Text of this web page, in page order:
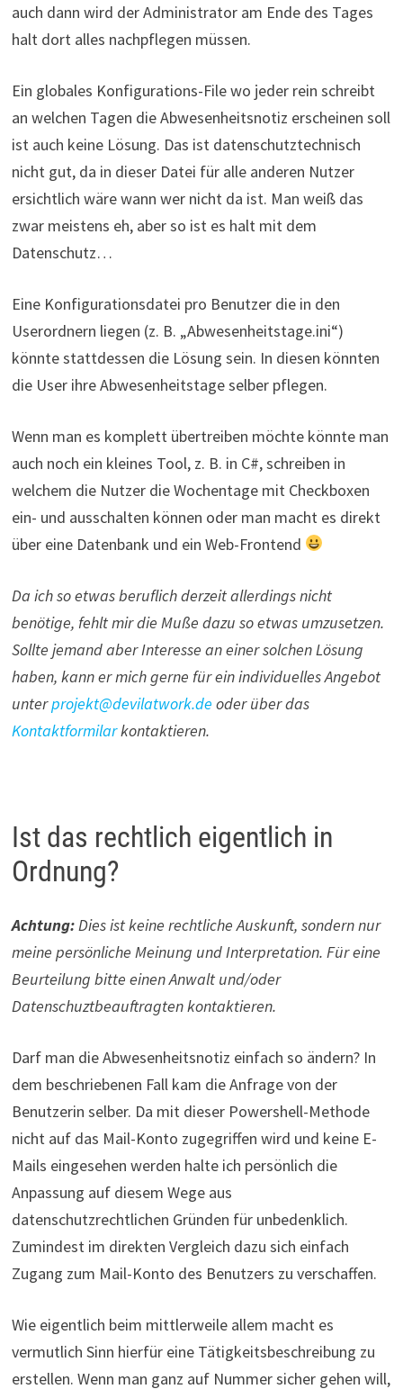
auch dann wird der Administrator am Ende des Tages
halt dort alles nachpflegen müssen.
Ein globales Konfigurations-File wo jeder rein schreibt
an welchen Tagen die Abwesenheitsnotiz erscheinen soll
ist auch keine Lösung. Das ist datenschutztechnisch
nicht gut, da in dieser Datei für alle anderen Nutzer
ersichtlich wäre wann wer nicht da ist. Man weiß das
zwar meistens eh, aber so ist es halt mit dem
Datenschutz…
Eine Konfigurationsdatei pro Benutzer die in den
Userordnern liegen (z. B. „Abwesenheitstage.ini“)
könnte stattdessen die Lösung sein. In diesen könnten
die User ihre Abwesenheitstage selber pflegen.
Wenn man es komplett übertreiben möchte könnte man
auch noch ein kleines Tool, z. B. in C#, schreiben in
welchem die Nutzer die Wochentage mit Checkboxen
ein- und ausschalten können oder man macht es direkt
über eine Datenbank und ein Web-Frontend
Da ich so etwas beruflich derzeit allerdings nicht
benötige, fehlt mir die Muße dazu so etwas umzusetzen.
Sollte jemand aber Interesse an einer solchen Lösung
haben, kann er mich gerne für ein individuelles Angebot
unterprojekt@devilatwork.de oder über das
Kontaktformilarkontaktieren.
Ist das rechtlich eigentlich in
Ordnung?
Achtung:Dies ist keine rechtliche Auskunft, sondern nur
meine persönliche Meinung und Interpretation. Für eine
Beurteilung bitte einen Anwalt und/oder
Datenschuztbeauftragten kontaktieren.
Darf man die Abwesenheitsnotiz einfach so ändern? In
dem beschriebenen Fall kam die Anfrage von der
Benutzerin selber. Da mit dieser Powershell-Methode
nicht auf das Mail-Konto zugegriffen wird und keine E-
Mails eingesehen werden halte ich persönlich die
Anpassung auf diesem Wege aus
datenschutzrechtlichen Gründen für unbedenklich.
Zumindest im direkten Vergleich dazu sich einfach
Zugang zum Mail-Konto des Benutzers zu verschaffen.
Wie eigentlich beim mittlerweile allem macht es
vermutlich Sinn hierfür eine Tätigkeitsbeschreibung zu
erstellen. Wenn man ganz auf Nummer sicher gehen will,